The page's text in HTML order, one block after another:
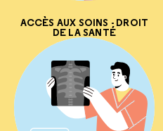
ACCÈS AUX SOINS - DROIT
DE LA SANTÉ